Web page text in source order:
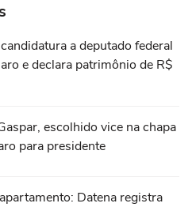
a deputado federal
e declara patrimônio de R$
escolhido vice na chapa
para presidente
Datena registra